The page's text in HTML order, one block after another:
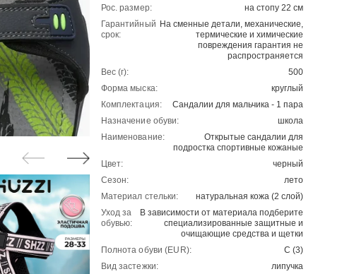
Рос. размер:
на стопу 22 см
Гарантийный
срок:
На сменные детали, механические,
термические и химические
повреждения гарантия не
распространяется
Вес (г):
500
Форма мыска:
круглый
Комплектация:
Сандалии для мальчика - 1 пара
Назначение обуви:
школа
Наименование:
Открытые сандалии для
подростка спортивные кожаные
Цвет:
черный
Сезон:
лето
Материал стельки:
натуральная кожа (2 слой)
Уход за
обувью:
В зависимости от материала подберите
специализированные защитные и
очищающие средства и щетки
Полнота обуви (EUR):
С (3)
Вид застежки:
липучка